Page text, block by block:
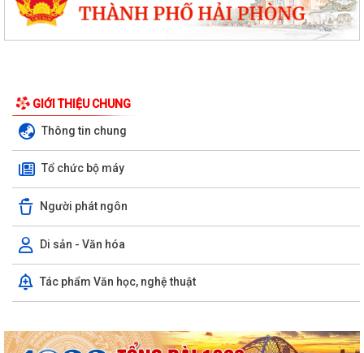
GIỚI THIỆU CHUNG
Thông tin chung
Tổ chức bộ máy
Người phát ngôn
Di sản - Văn hóa
Tác phẩm Văn học, nghệ thuật
Đội tuyển Hải Phòng đoạt giải A Hội thi lực lượng tham gia bảo vệ an
ninh, trật tự ở cơ sở giỏi...
UBND phường Kinh Môn họp đẩy nhanh tiến độ giải phóng mặt bằng
Khai mạc Chung kết Hội thi lực lượng tham gia bảo vệ ANTT ở cơ sở
giỏi toàn quốc lần thứ nhất, năm...
ở cơ sở giỏi toàn quốc (lần...